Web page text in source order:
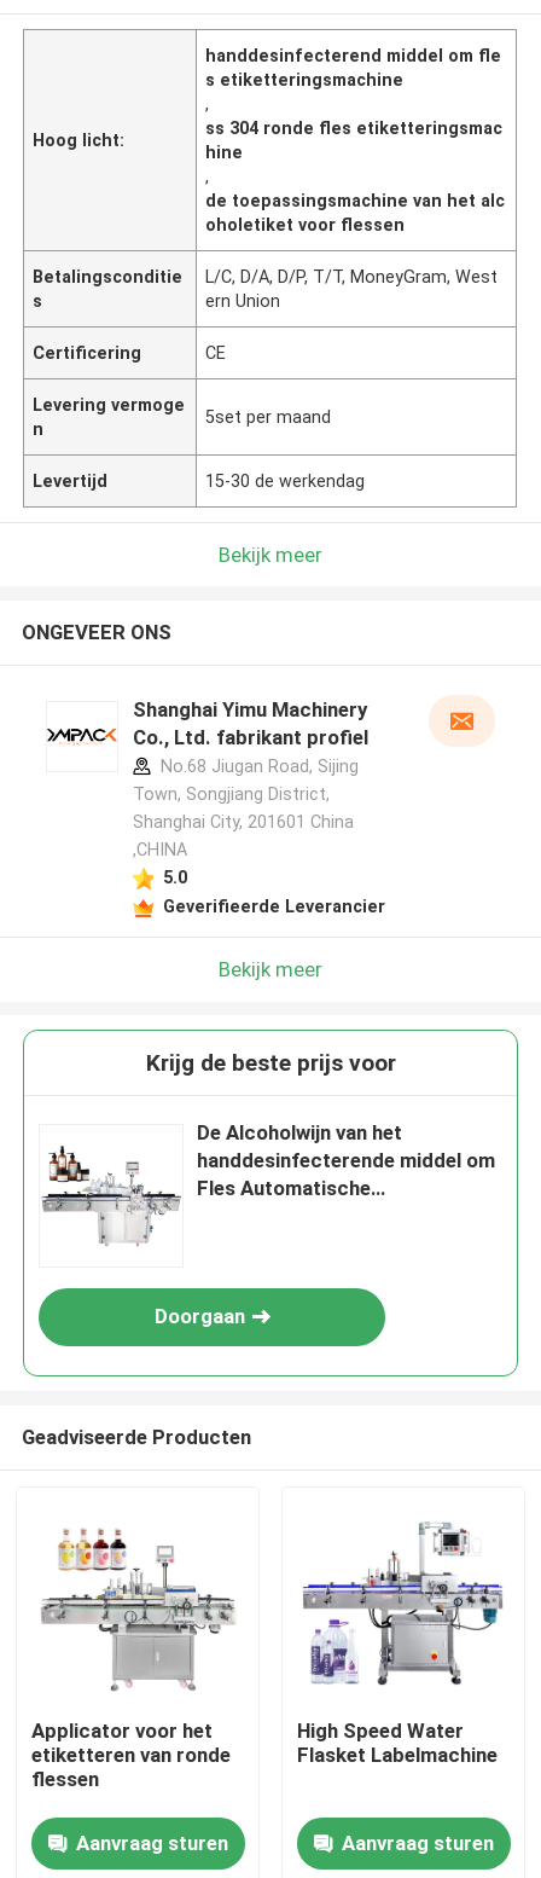
Huis
Producten
Videos
Hoog licht:
handdesinfecterend middel om fle
s etiketteringsmachine
,
ss 304 ronde fles etiketteringsmac
hine
,
de toepassingsmachine van het alc
oholetiket voor flessen
Betalingsconditie
s
L/C, D/A, D/P, T/T, MoneyGram, West
ern Union
Certificering CE
Levering vermoge
n
5set per maand
Levertijd 15-30 de werkendag
Bekijk meer
ONGEVEER ONS
Shanghai Yimu Machinery
Co., Ltd. fabrikant profiel
No.68 Jiugan Road, Sijing
Town, Songjiang District,
Shanghai City, 201601 China
,CHINA
5.0
Geverifieerde Leverancier
Bekijk meer
Krijg de beste prijs voor
De Alcoholwijn van het
handdesinfecterende middel om
Fles Automatische
Doorgaan
Geadviseerde Producten
Applicator voor het
etiketteren van ronde
flessen
Aanvraag sturen
High Speed Water
Flasket Labelmachine
Aanvraag sturen